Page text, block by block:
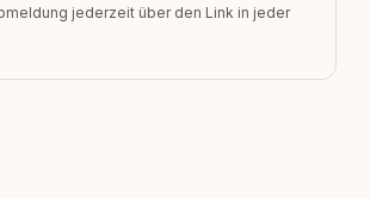
jederzeit über den Link in jeder